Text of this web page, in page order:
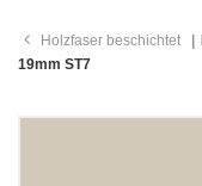
Holzfaser beschichtet
19mm ST7